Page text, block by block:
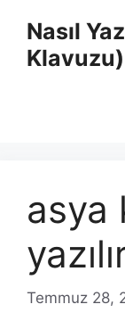
Nasıl
Klavuzu)
asya
Temmuz 28,